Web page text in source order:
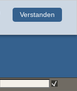
Verstanden